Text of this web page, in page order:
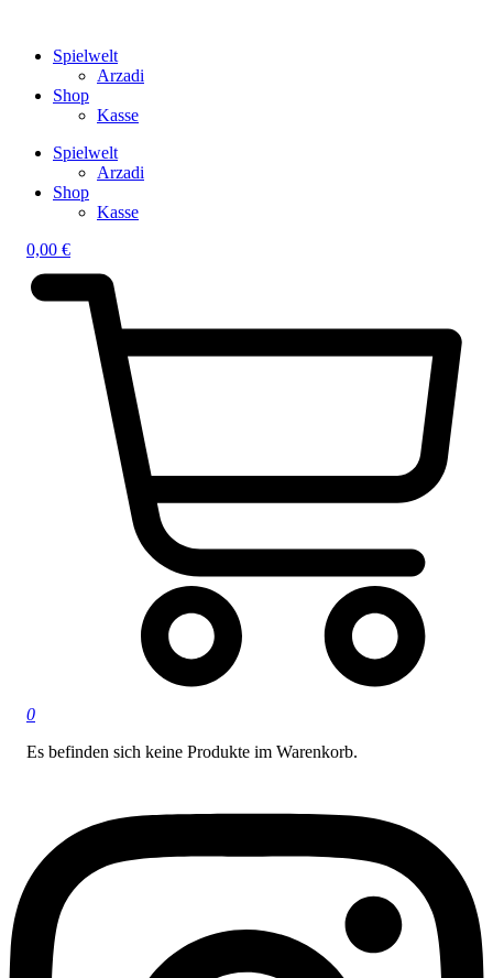
Spielwelt
Arzadi
Shop
Kasse
Spielwelt
Arzadi
Shop
Kasse
0,00 €
0
Es befinden sich keine Produkte im Warenkorb.